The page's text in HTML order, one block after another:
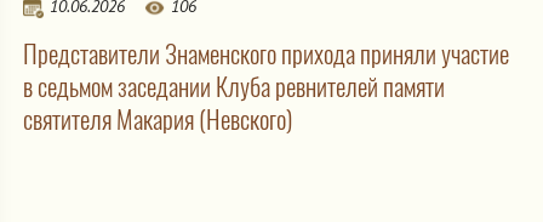
10.06.2026 106
Представители Знаменского прихода приняли участие
в седьмом заседании Клуба ревнителей памяти
святителя Макария (Невского)